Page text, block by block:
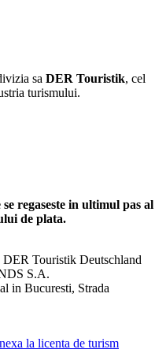
sa DER Touristik, cel
turismului.
regaseste in ultimul pas al
de plata.
DER Touristik Deutschland
S.A.
in Bucuresti, Strada
la licenta de turism